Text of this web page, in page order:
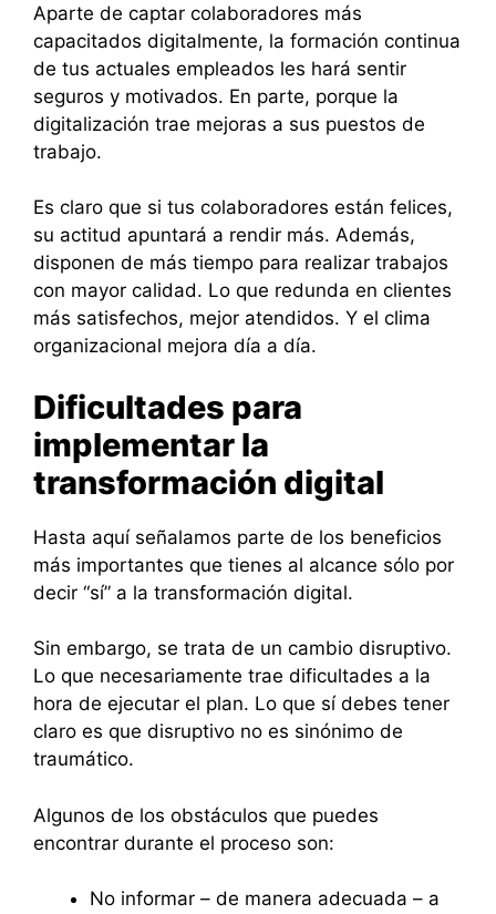
Aparte de captar colaboradores más
capacitados digitalmente, la formación continua
de tus actuales empleados les hará sentir
seguros y motivados. En parte, porque la
digitalización trae mejoras a sus puestos de
trabajo.
Es claro que si tus colaboradores están felices,
su actitud apuntará a rendir más. Además,
disponen de más tiempo para realizar trabajos
con mayor calidad. Lo que redunda en clientes
más satisfechos, mejor atendidos. Y el clima
organizacional mejora día a día.
Dificultades para
implementar la
transformación digital
Hasta aquí señalamos parte de los beneficios
más importantes que tienes al alcance sólo por
decir “sí” a la transformación digital.
Sin embargo, se trata de un cambio disruptivo.
Lo que necesariamente trae dificultades a la
hora de ejecutar el plan. Lo que sí debes tener
claro es que disruptivo no es sinónimo de
traumático.
Algunos de los obstáculos que puedes
encontrar durante el proceso son:
No informar – de manera adecuada – a